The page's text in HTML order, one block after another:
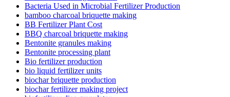
Bacteria Used in Microbial Fertilizer Production
bamboo charcoal briquette making
BB Fertilizer Plant Cost
BBQ charcoal briquette making
Bentonite granules making
Bentonite processing plant
Bio fertilizer production
bio liquid fertilizer units
biochar briquette production
biochar fertilizer making project